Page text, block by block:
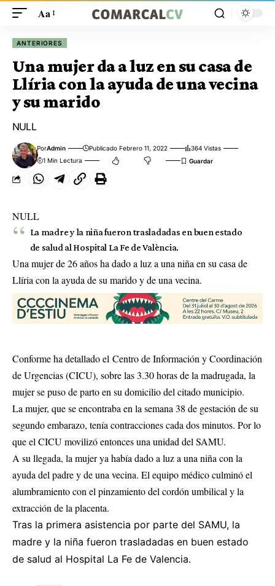
Aa
ANTERIORES
Una mujer da a luz en su casa de
Llíria con la ayuda de una vecina
y su marido
NULL
PorAdmin Publicado Febrero 11, 2022
364 Vistas
1 Min Lectura
NULL
La madre y la niña fueron trasladadas en buen estado
de salud al Hospital La Fe de València.
Una mujer de 26 años ha dado a luz a una niña en su casa de
Llíria con la ayuda de su marido y de una vecina.
Conforme ha detallado el Centro de Información y Coordinación
de Urgencias (CICU), sobre las 3.30 horas de la madrugada, la
mujer se puso de parto en su domicilio del citado municipio.
La mujer, que se encontraba en la semana 38 de gestación de su
segundo embarazo, tenía contracciones cada dos minutos. Por lo
que el CICU movilizó entonces una unidad del SAMU.
A su llegada, la mujer ya había dado a luz a una niña con la
ayuda del padre y de una vecina. El equipo médico culminó el
alumbramiento con el pinzamiento del cordón umbilical y la
extracción de la placenta.
Tras la primera asistencia por parte del SAMU, la
madre y la niña fueron trasladadas en buen estado
de salud al Hospital La Fe de Valencia.